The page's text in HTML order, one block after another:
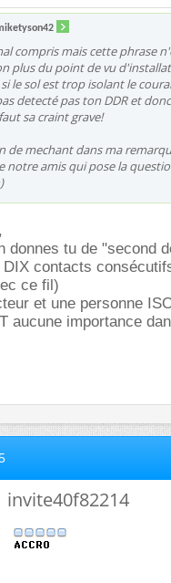
compris mais cette phrase
plus du point de vu
le sol est trop isolant le
detecté pas ton DDR et
sa craint grave!
de mechant dans ma
notre amis qui pose la
donnes tu de "second
contacts
ce fil)
et une personne
aucune importance
invite40f82214